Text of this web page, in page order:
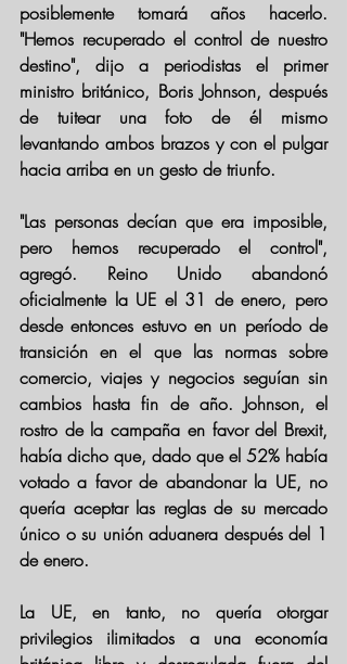
posiblemente tomará años hacerlo.
"Hemos recuperado el control de nuestro
destino", dijo a periodistas el primer
ministro británico, Boris Johnson, después
de tuitear una foto de él mismo
levantando ambos brazos y con el pulgar
hacia arriba en un gesto de triunfo.
"Las personas decían que era imposible,
pero hemos recuperado el control",
agregó. Reino Unido abandonó
oficialmente la UE el 31 de enero, pero
desde entonces estuvo en un período de
transición en el que las normas sobre
comercio, viajes y negocios seguían sin
cambios hasta fin de año. Johnson, el
rostro de la campaña en favor del Brexit,
había dicho que, dado que el 52% había
votado a favor de abandonar la UE, no
quería aceptar las reglas de su mercado
único o su unión aduanera después del 1
de enero.
La UE, en tanto, no quería otorgar
privilegios ilimitados a una economía